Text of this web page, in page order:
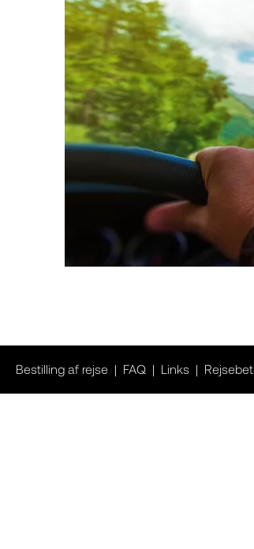
Bestilling af rejse FAQ Links